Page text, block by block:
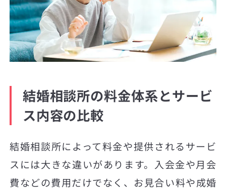
結婚相談所の料金体系とサービ
ス内容の比較
結婚相談所によって料金や提供されるサービ
スには大きな違いがあります。入会金や月会
費などの費用だけでなく、お見合い料や成婚